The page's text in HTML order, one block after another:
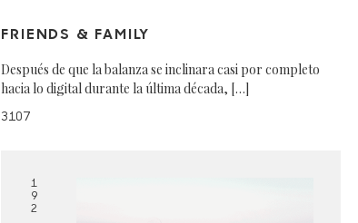
FRIENDS & FAMILY
Después de que la balanza se inclinara casi por completo
hacia lo digital durante la última década, […]
3107
1
9
2